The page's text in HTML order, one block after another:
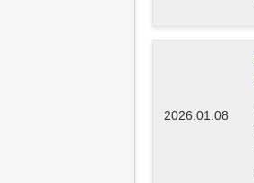
2026.01.08